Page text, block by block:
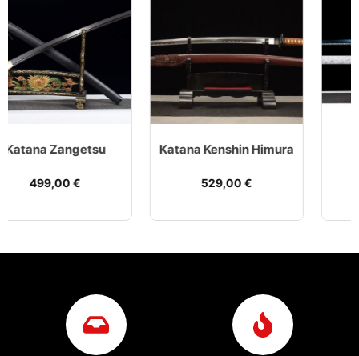
Katana Kenshin Himura
529,00
Katana Ninjato
489,00